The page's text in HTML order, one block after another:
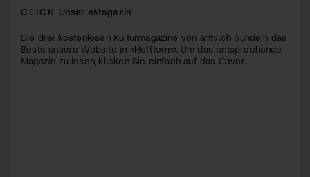
CLICK Unser eMagazin
Die drei kostenlosen Kulturmagazine von arttv.ch bündeln das
Beste unsere Website in «Heftform». Um das entsprechende
Magazin zu lesen, klicken Sie einfach auf das Cover.